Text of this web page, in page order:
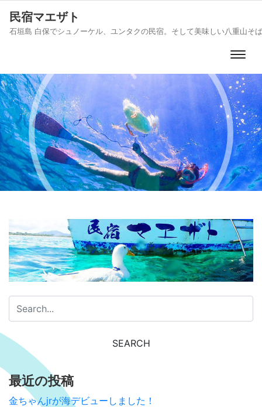
民宿マエザト
石垣島 白保でシュノーケル、ユンタクの民宿。そして美味しい八重山そ
最近の投稿
金ちゃんjrが海デビューしました！